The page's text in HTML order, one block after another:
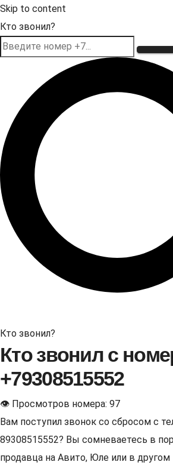
Skip to content
Кто звонил?
Кто звонил?
Кто звонил с
+79308515552
👁 Просмотров номера: 97
Вам поступил звонок со сбросом с
89308515552? Вы сомневаетесь в
продавца на Авито, Юле или в другом